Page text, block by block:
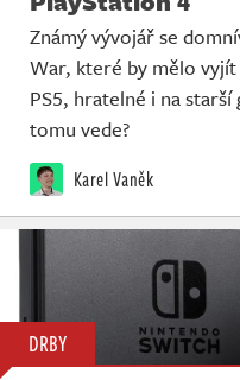
Známý vývojář se
War, které by mělo
PS5, hratelné i na
tomu vede?
Karel Vaněk
DRBY